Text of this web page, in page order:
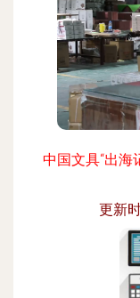
中国文具“出海
更新